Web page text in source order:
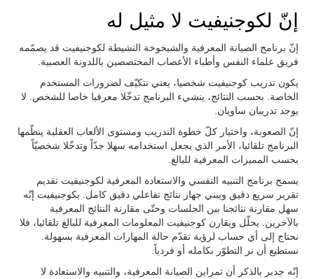
إنّ لكوجنيفيت لا مثيل له
إنّ برنامج الصيانة المعرفية والشيخوخة النشيطة لكوجنيفيت قد يصمّمه
فريق علماء النفس وأطباء الأعصاب المختصصين باللدونة العصبية.
يكون تدريب كوجنيفيت شخصيا، يعني نتكيّف لضرورات المستخدم
الخاصة. بحسب النتائج، ينشيء البرنامج تدخّلا معرفيا خاصا للشخص. لا
يوجد تدريبان ساويان.
إنّ الصعوبة، واختيار كلّ خطوة التدريب ومستوى الألعاب العقلية ينظّمها
البرنامج تلقائيا، الأمر الذي يجعل استخدامه سهلا جدّاً وتدخّلا شخصيّاً
بحسب المميزات المعرفية للبالغ.
يسمح برنامج التنبيه النفسي والاستعادة المعرفية لكوجنيفيت تقديم
تقرير سريع دقيق ويبني جهاز نتائج تفاعلي دقيق كامل. بكوجنيفيت إنّه
سهل مقارنة نتائجنا بين الجلسات وحتّى مقارنة النتائج المعرفية
بالآخرين. يحلّل ويقارن كوجنيفيت المعلومات المعرفية للبالغ تلقائيا، فلا
نحتاج إلى أي حساب لرؤية تقدّم حالة المهارات المعرفية بسهولة.
نستطيع أن نر التطوّر بكامله أو فردياً.
إنّه جدير بالذكر أن تمراين الصيانة المعرفية، والتنبيه والاستعادة لا